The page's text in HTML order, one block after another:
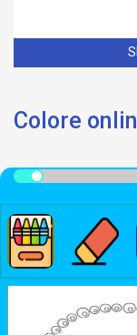
Colore